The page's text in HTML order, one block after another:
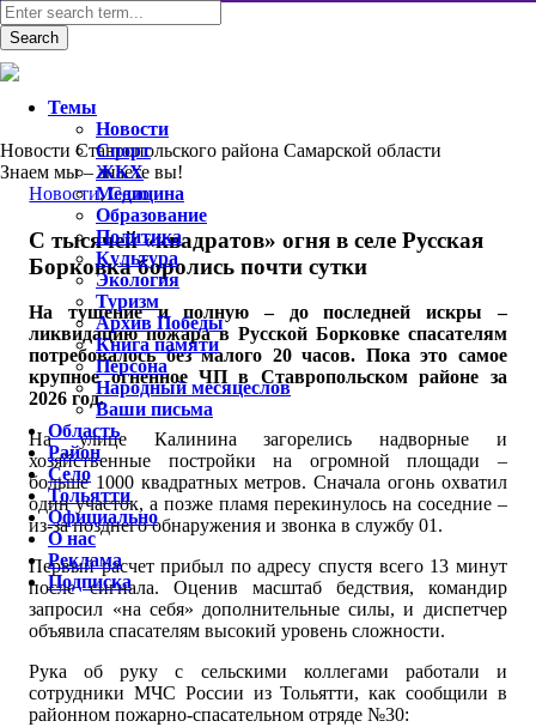
Новости Ставропольского района Самарской области
Знаем мы – знаете вы!
Новости,Село
С тысячей «квадратов» огня в селе Русская
Борковка боролись почти сутки
На тушение и полную – до последней искры –
ликвидацию пожара в Русской Борковке спасателям
потребовалось без малого 20 часов. Пока это самое
крупное огненное ЧП в Ставропольском районе за
2026 год.
На улице Калинина загорелись надворные и
хозяйственные постройки на огромной площади –
больше 1000 квадратных метров. Сначала огонь охватил
один участок, а позже пламя перекинулось на соседние –
из-за позднего обнаружения и звонка в службу 01.
Первый расчет прибыл по адресу спустя всего 13 минут
после сигнала. Оценив масштаб бедствия, командир
запросил «на себя» дополнительные силы, и диспетчер
объявила спасателям высокий уровень сложности.
Рука об руку с сельскими коллегами работали и
сотрудники МЧС России из Тольятти, как сообщили в
районном пожарно-спасательном отряде №30:
Темы
Новости
Спорт
ЖКХ
Медицина
Образование
Политика
Культура
Экология
Туризм
Архив Победы
Книга памяти
Персона
Народный месяцеслов
Ваши письма
Область
Район
Село
Тольятти
Официально
О нас
Реклама
Подписка